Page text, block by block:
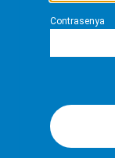
Contrasenya